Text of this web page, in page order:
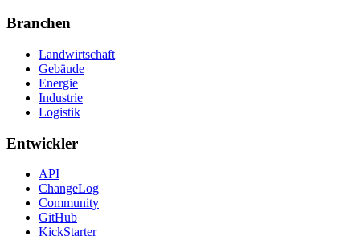
Branchen
Landwirtschaft
Gebäude
Energie
Industrie
Logistik
Entwickler
API
ChangeLog
Community
GitHub
KickStarter